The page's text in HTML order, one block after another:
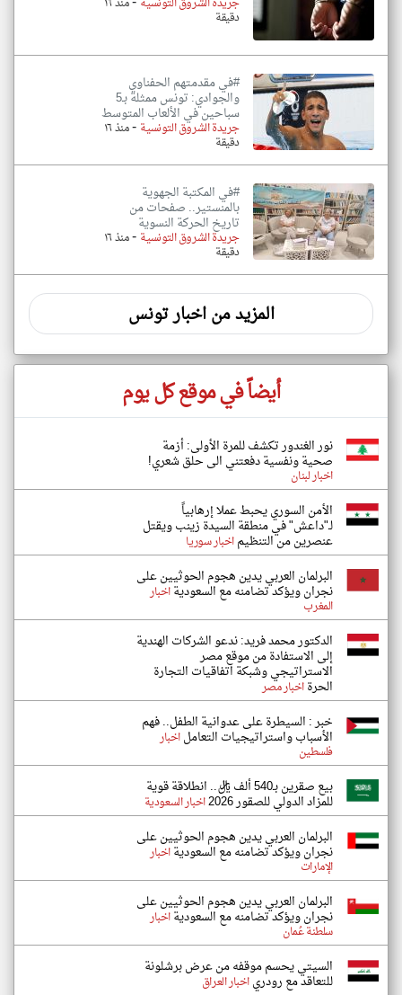
جريدة الشروق التونسية منذ ١٦
دقيقة
#في مقدمتهم الحفناوي
والجوادي: تونس ممثلة بـ5
سباحين في الألعاب المتوسط
جريدة الشروق التونسية - منذ ١٦
دقيقة
#في المكتبة الجهوية
بالمنستير.. صفحات من
تاريخ الحركة النسوية
جريدة الشروق التونسية - منذ ١٦
دقيقة
المزيد من اخبار تونس
أيضاً في موقع كل يوم
نور الغندور تكشف للمرة الأولى: أزمة
صحية ونفسية دفعتني الى حلق شعري!
اخبار لبنان
الأمن السوري يحبط عملا إرهابياً
لـ"داعش" في منطقة السيدة زينب ويقتل
عنصرين من التنظيماخبار سوريا
البرلمان العربي يدين هجوم الحوثيين على
نجران ويؤكد تضامنه مع السعوديةاخبار
المغرب
الدكتور محمد فريد: ندعو الشركات الهندية
إلى الاستفادة من موقع مصر
الاستراتيجي وشبكة اتفاقيات التجارة
الحرةاخبار مصر
خبر : السيطرة على عدوانية الطفل.. فهم
الأسباب واستراتيجيات التعاملاخبار
فلسطين
بيع صقرين بـ540 ألف ريال.. انطلاقة قوية
للمزاد الدولي للصقور 2026 اخبار السعودية
البرلمان العربي يدين هجوم الحوثيين على
نجران ويؤكد تضامنه مع السعوديةاخبار
الإمارات
البرلمان العربي يدين هجوم الحوثيين على
نجران ويؤكد تضامنه مع السعوديةاخبار
سلطنة عُمان
السيتي يحسم موقفه من عرض برشلونة
للتعاقد مع رودرياخبار العراق